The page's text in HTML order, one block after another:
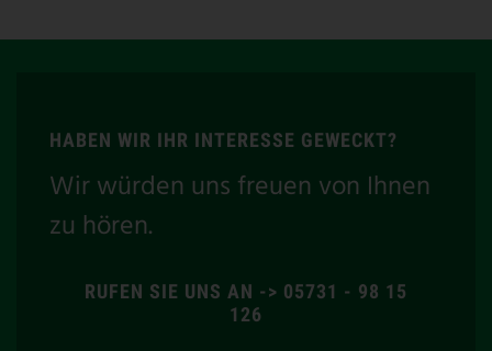
HABEN WIR IHR INTERESSE GEWECKT?
Wir würden uns freuen von Ihnen
zu hören.
RUFEN SIE UNS AN -> 05731 - 98 15
126